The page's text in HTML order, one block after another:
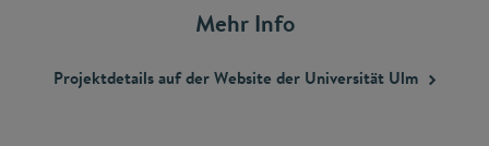
Mehr Info
Projektdetails auf der Website der Universität Ulm